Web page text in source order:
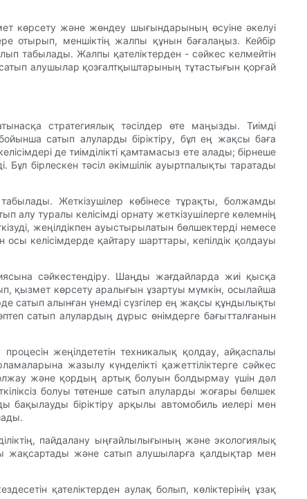
көрсету және жөндеу шығындарының өсуіне әкелуі
отырып, меншіктің жалпы құнын бағалаңыз. Кейбір
табылады. Жалпы қателіктерден - сәйкес келмейтін
алушылар қозғалтқыштарының тұтастығын қорғай
стратегиялық тәсілдер өте маңызды. Тиімді
сатып алуларды біріктіру, бұл ең жақсы баға
де тиімділікті қамтамасыз ете алады; бірнеше
Бұл бірлескен тәсіл әкімшілік ауыртпалықты таратады
Жеткізушілер көбінесе тұрақты, болжамды
туралы келісімді орнату жеткізушілерге көлемнің
жеңілдікпен ауыстырылатын бөлшектерді немесе
келісімдерде қайтару шарттары, кепілдік қолдауы
сәйкестендіру. Шаңды жағдайларда жиі қысқа
қызмет көрсету аралығын ұзартуы мүмкін, осылайша
сатып алынған үнемді сүзгілер ең жақсы құндылықты
сатып алулардың дұрыс өнімдерге бағытталғанын
жеңілдететін техникалық қолдау, айқаспалы
жазылу күнделікті қажеттіліктерге сәйкес
және қордың артық болуын болдырмау үшін дәл
болуы төтенше сатып алуларды жоғары бөлшек
бақылауды біріктіру арқылы автомобиль иелері мен
пайдалану ыңғайлылығының және экологиялық
жақсартады және сатып алушыларға қалдықтар мен
қателіктерден аулақ болып, көліктерінің ұзақ